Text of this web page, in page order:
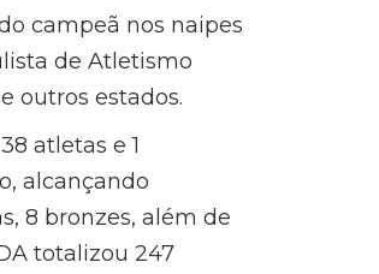
campeã nos naipes
de Atletismo
outros estados.
atletas e 1
alcançando
8 bronzes, além de
totalizou 247